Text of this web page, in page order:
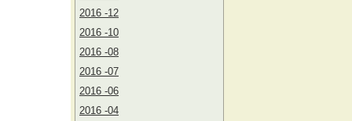
2016 -12
2016 -10
2016 -08
2016 -07
2016 -06
2016 -04